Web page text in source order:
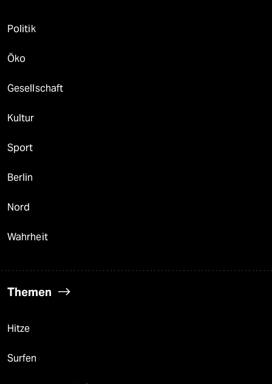
Politik
Öko
Gesellschaft
Kultur
Sport
Berlin
Nord
Wahrheit
Themen
Hitze
Surfen